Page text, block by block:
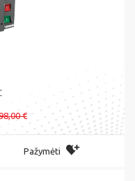
€
Pažymėti